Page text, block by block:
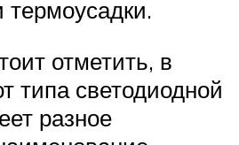
термоусадки.
отметить, в
типа светодиодной
разное